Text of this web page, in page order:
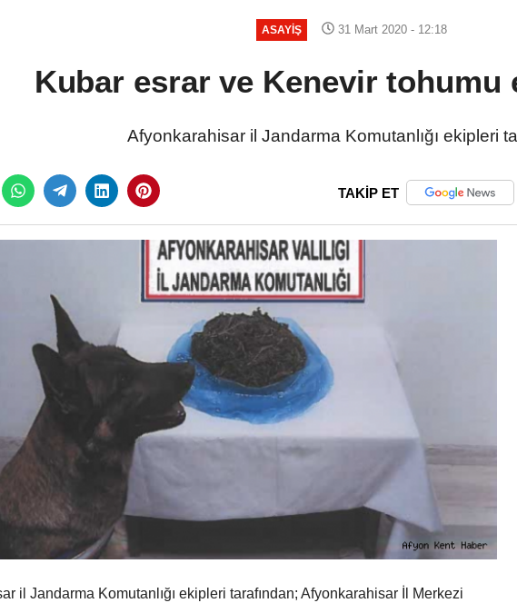
ASAYIŞ 31 Mart 2020 - 12:18
Kubar esrar ve Kenevir tohumu
Afyonkarahisar il Jandarma Komutanlığı ekipleri
TAKİP ET
il Jandarma Komutanlığı ekipleri tarafından; Afyonkarahisar İl Merkezi